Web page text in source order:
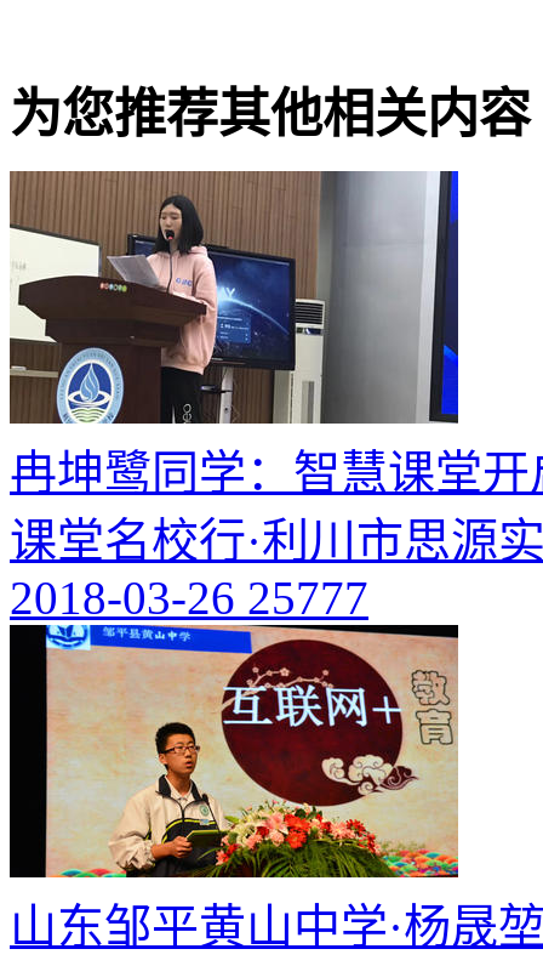
为您推荐其他相关内容
冉坤鹭同学：智慧课堂
课堂名校行·利川市思源
2018-03-26 25777
山东邹平黄山中学·杨晟